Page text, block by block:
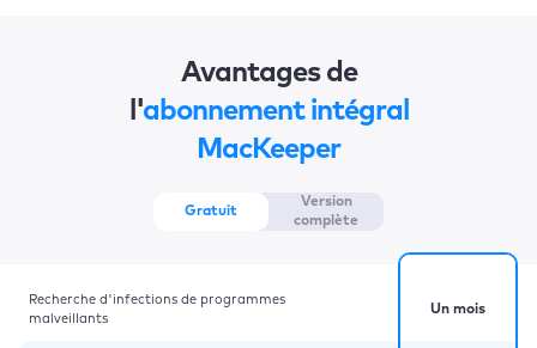
Avantages de
l'abonnement intégral
MacKeeper
Gratuit
Version
complète
Recherche d'infections de programmes
malveillants
Un mois